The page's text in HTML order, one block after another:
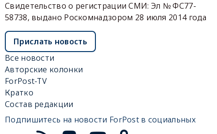
Свидетельство о регистрации СМИ: Эл № ФС77-
58738, выдано Роскомнадзором 28 июля 2014 года
Прислать новость
Все новости
Авторские колонки
ForPost-TV
Кратко
Состав редакции
Подпишитесь на новости ForPost в социальных